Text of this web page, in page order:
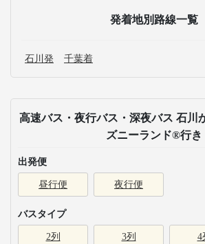
発着地別路線一覧
石川発 千葉着
高速バス・夜行バス・深夜バス 石川
ズニーランド®行き
出発便
昼行便 夜行便
バスタイプ
2列 3列 4